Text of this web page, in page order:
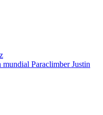
Paraclimber Justin